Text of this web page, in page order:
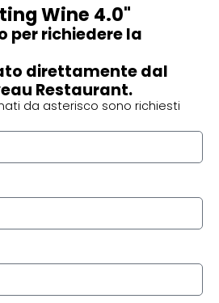
Wine 4.0"
per richiedere la
direttamente dal
Restaurant.
da asterisco sono richiesti